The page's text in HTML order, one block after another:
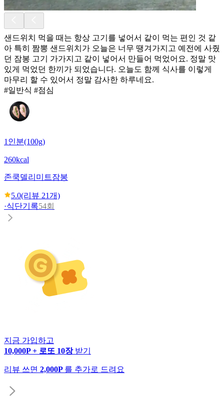
샌드위치 먹을 때는 항상 고기를 넣어서 같이 먹는 편인 것 같
아 특히 짬뽕 샌드위치가 오늘은 너무 땡겨가지고 예전에 사줬
던 잠봉 고기 가가지고 같이 넣어서 만들어 먹었어요. 정말 맛
있게 먹었던 한끼가 되었습니다. 오늘도 함께 식사를 이렇게
마무리 할 수 있어서 정말 감사한 하루네요.
#일반식 #점심
1인분(100g)
260kcal
존쿡델리미트잠봉
5.0(리뷰 21개)
·식단기록54회
지금 가입하고
10,000P + 로또 10장 받기
리뷰 쓰면 2,000P 를 추가로 드려요